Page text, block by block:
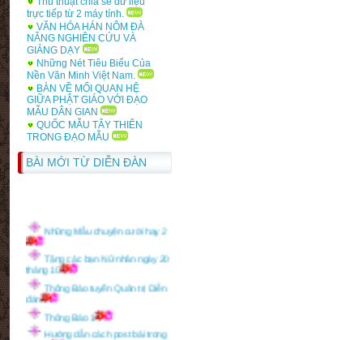
Tàng học
Bảng điểm học phần văn hóa,
văn minh Anh
trực tiếp từ 2 máy tính.
VĂN HÓA HÁN NÔM ĐÀ
NẴNG NGHIÊN CỨU VÀ
GIẢNG DẠY
Những Nét Tiêu Biểu Của
Nền Văn Minh Việt Nam.
BÀN VỀ MỐI QUAN HỆ
GIỮA PHẬT GIÁO VỚI ĐẠO
MẪU DÂN GIAN
QUỐC MẪU TÂY THIÊN
TRONG ĐẠO MẪU
BÀI MỚI TỪ DIỄN ĐÀN
Tặng các bạn Nữ nhân ngày 20
tháng 10
Thông Báo tuyển Quản trị Diễn
đàn
Thông Báo 1
Hướng dẫn cách post bài trong
forum